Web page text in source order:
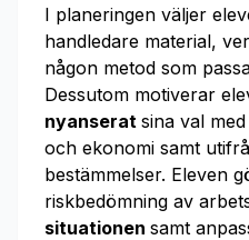
I planeringen väljer
handledare material,
någon metod som
Dessutom motiverar
nyanserat sina val
och ekonomi samt
bestämmelser. Eleven
riskbedömning av
situationen samt